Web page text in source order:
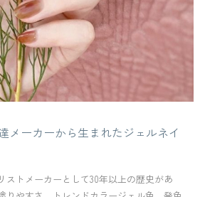
メーカーから生まれたジェルネイ
ストメーカーとして30年以上の歴史があ